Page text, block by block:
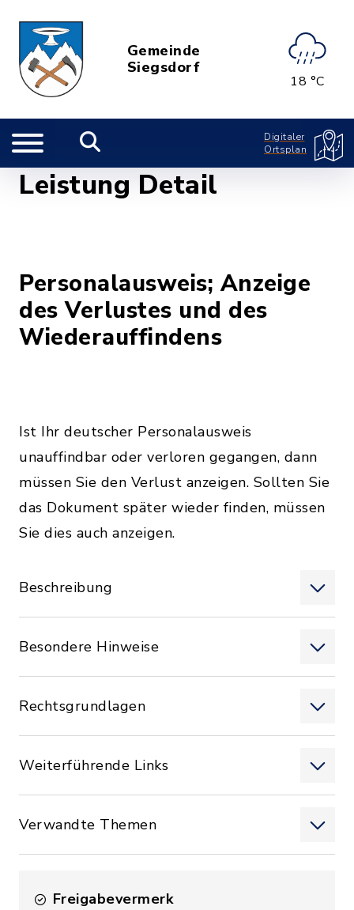
Gemeinde
Siegsdorf
18 °C
Digitaler
Ortsplan
Leistung Detail
Personalausweis; Anzeige
des Verlustes und des
Wiederauffindens
Ist Ihr deutscher Personalausweis
unauffindbar oder verloren gegangen, dann
müssen Sie den Verlust anzeigen. Sollten Sie
das Dokument später wieder finden, müssen
Sie dies auch anzeigen.
Beschreibung
Besondere Hinweise
Rechtsgrundlagen
Weiterführende Links
Verwandte Themen
Freigabevermerk